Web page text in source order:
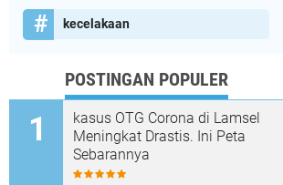
kecelakaan
POSTINGAN POPULER
kasus OTG Corona di Lamsel
Meningkat Drastis. Ini Peta
Sebarannya